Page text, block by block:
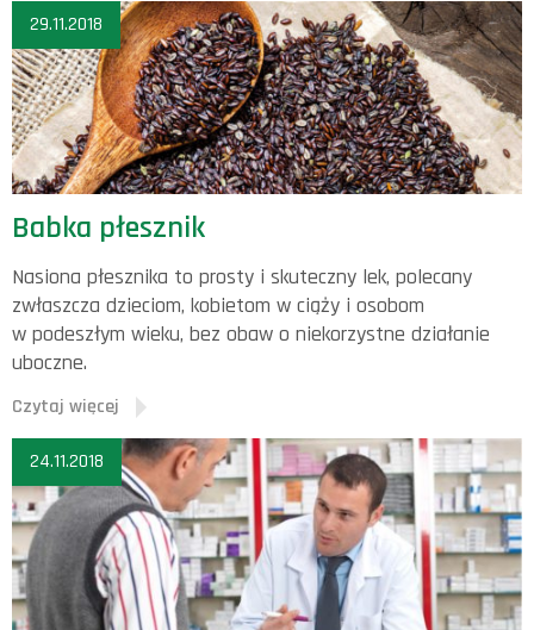
29.11.2018
Babka płesznik
Nasiona płesznika to prosty i skuteczny lek, polecany
zwłaszcza dzieciom, kobietom w ciąży i osobom
w podeszłym wieku, bez obaw o niekorzystne działanie
uboczne.
Czytaj więcej
24.11.2018